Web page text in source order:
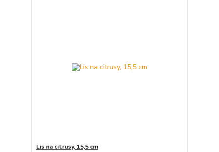
Lis na citrusy, 15,5 cm